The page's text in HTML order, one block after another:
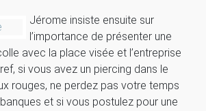
Jérome insiste ensuite sur
l’importance de présenter une
avec la place visée et l’entreprise
si vous avez un piercing dans le
rouges, ne perdez pas votre temps
et si vous postulez pour une